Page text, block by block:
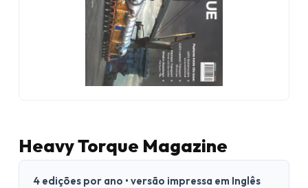
Heavy Torque Magazine
4 edições por ano • versão impressa em Inglês